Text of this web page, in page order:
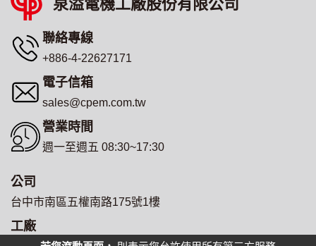
泉溢電機工廠股份有限公司
聯絡專線
+886-4-22627171
電子信箱
sales@cpem.com.tw
營業時間
週一至週五 08:30~17:30
公司
台中市南區五權南路175號1樓
工廠